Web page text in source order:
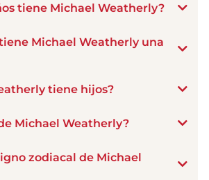
tiene Michael Weatherly?
Michael Weatherly una
tiene hijos?
Michael Weatherly?
zodiacal de Michael